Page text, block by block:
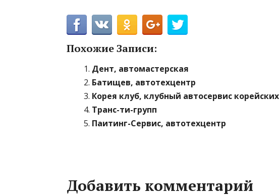
Похожие Записи:
Дент, автомастерская
Батищев, автотехцентр
Корея клуб, клубный автосервис
Транс-ти-групп
Паитинг-Сервис, автотехцентр
Добавить комментарий